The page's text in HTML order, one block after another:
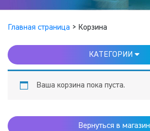
Главная страница > Корзина
КАТЕГОРИИ
Ваша корзина пока пуста.
Вернуться в магазин